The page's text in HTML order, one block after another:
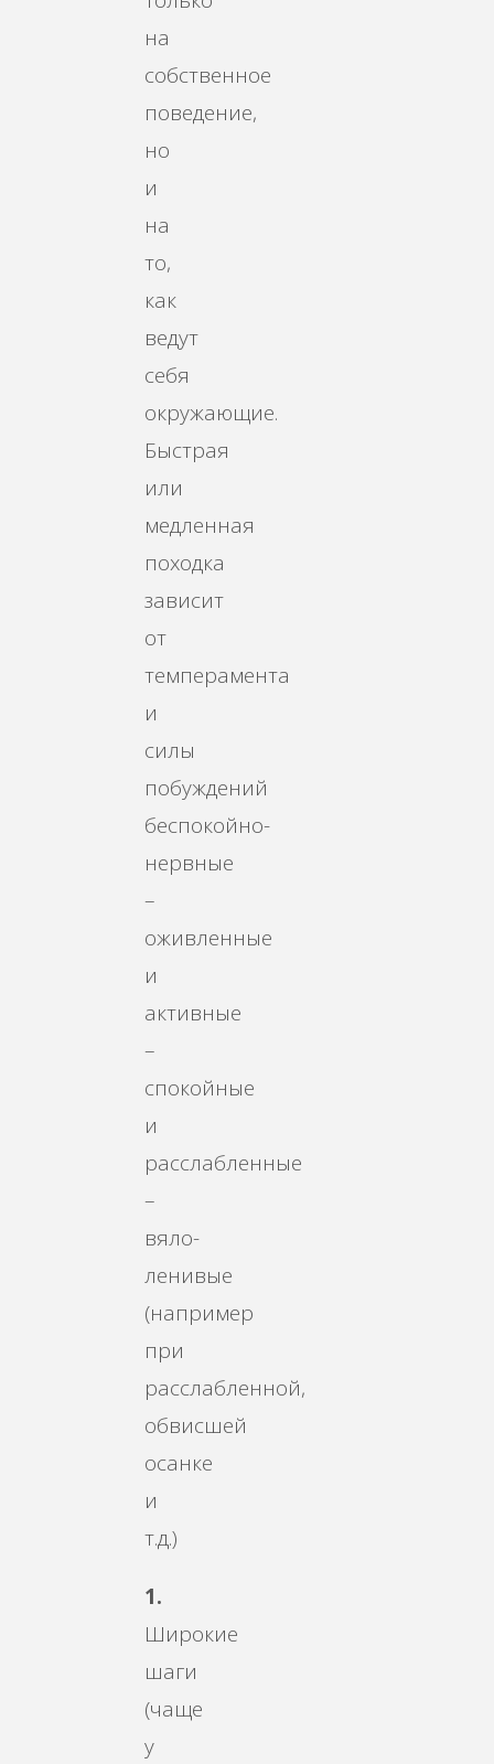
на
собственное
поведение,
но
и
на
то,
как
ведут
себя
окружающие.
Быстрая
или
медленная
походка
зависит
от
темперамента
и
силы
побуждений
беспокойно-
нервные
–
оживленные
и
активные
–
спокойные
и
расслабленные
–
вяло-
ленивые
(например
при
расслабленной,
обвисшей
осанке
и
т.д.)
1.
Широкие
шаги
(чаще
у